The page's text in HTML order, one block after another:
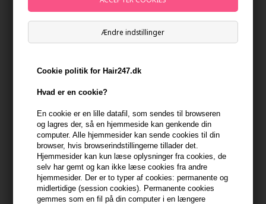
Ændre indstillinger
Cookie politik for Hair247.dk
Hvad er en cookie?
En cookie er en lille datafil, som sendes til browseren
og lagres der, så en hjemmeside kan genkende din
computer. Alle hjemmesider kan sende cookies til din
browser, hvis browserindstillingerne tillader det.
Hjemmesider kan kun læse oplysninger fra cookies, de
selv har gemt og kan ikke læse cookies fra andre
hjemmesider. Der er to typer af cookies: permanente og
midlertidige (session cookies). Permanente cookies
gemmes som en fil på din computer i en længere
799,00DKK
På lager - Leveringstid 1-2 dage
Du får 40 DKK til dit næste køb når du køber denne vare -
min konto
399,10 DKK FRA GRATIS FRAGT 399.1 DKK
Beskrivelse Anmeldelser Fabrikant